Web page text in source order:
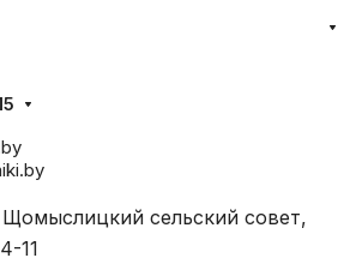
сельский совет,
11